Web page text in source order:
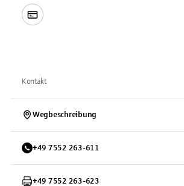
Kontakt
Wegbeschreibung
+49 7552 263-611
+49 7552 263-623